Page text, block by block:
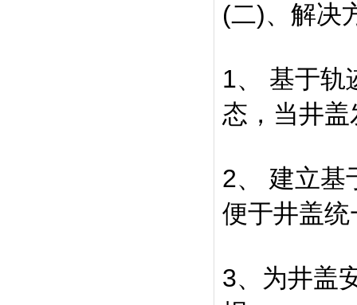
(二)、解决
1、 基于轨
态，当井
2、 建立基
便于井盖
3、为井盖